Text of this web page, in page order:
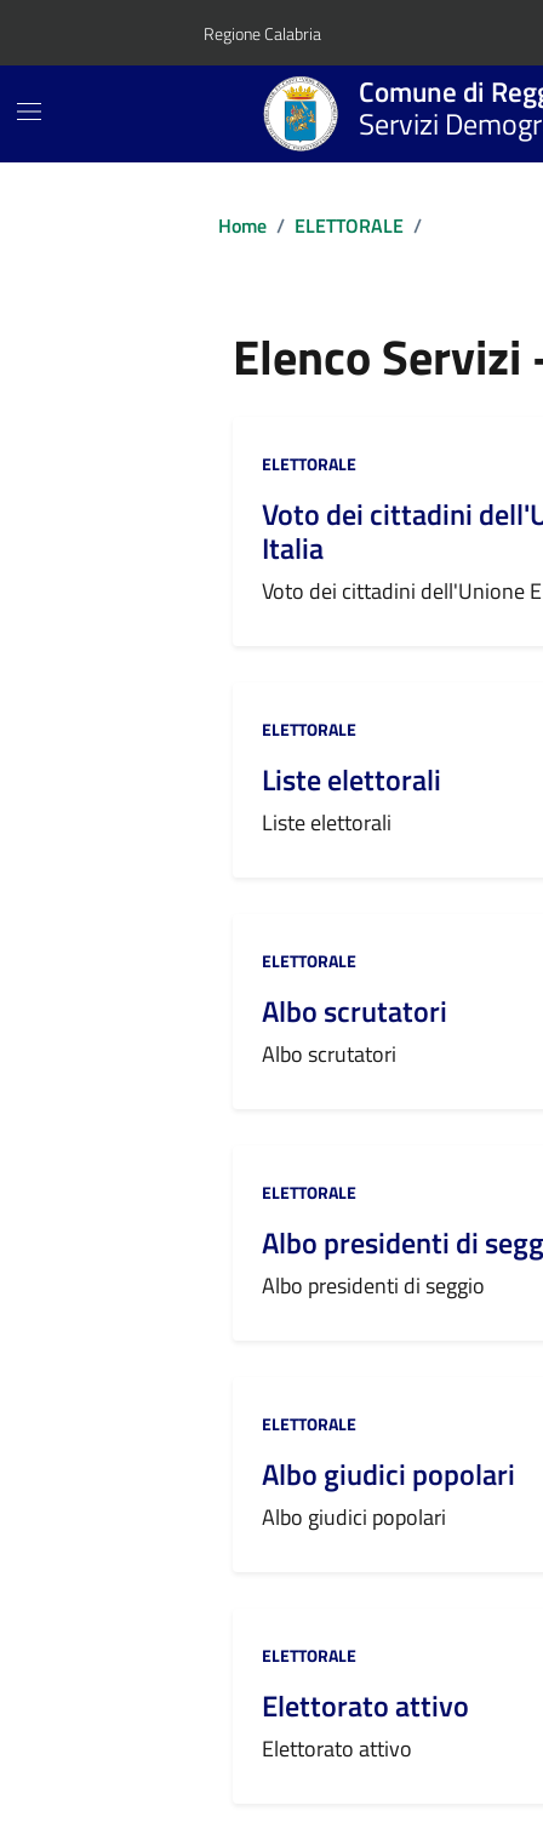
Regione Calabria
Comune di
Servizi
Home / ELETTORALE /
Elenco Servizi
Categoria:
ELETTORALE
Voto dei cittadini
Italia
Voto dei cittadini dell'Unione
Categoria:
ELETTORALE
Liste elettorali
Liste elettorali
Categoria:
ELETTORALE
Albo scrutatori
Albo scrutatori
Categoria:
ELETTORALE
Albo presidenti di
Albo presidenti di seggio
Categoria:
ELETTORALE
Albo giudici popolari
Albo giudici popolari
Categoria:
ELETTORALE
Elettorato attivo
Elettorato attivo